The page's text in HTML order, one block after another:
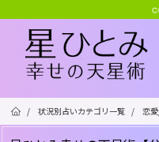
/ 状況別占いカテゴリ一覧 / 恋